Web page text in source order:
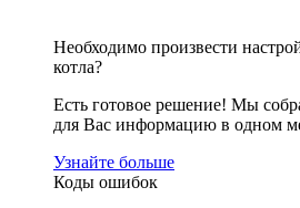
Необходимо произвести
котла?
Есть готовое решение! Мы
для Вас информацию в одном
Узнайте больше
Коды ошибок